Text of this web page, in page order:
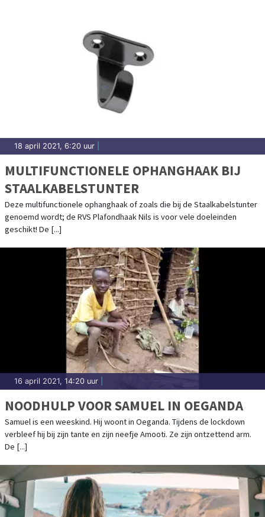
18 april 2021, 6:20 uur
MULTIFUNCTIONELE OPHANGHAAK BIJ
STAALKABELSTUNTER
Deze multifunctionele ophanghaak of zoals die bij de Staalkabelstunter
genoemd wordt; de RVS Plafondhaak Nils is voor vele doeleinden
geschikt! De [...]
16 april 2021, 14:20 uur
NOODHULP VOOR SAMUEL IN OEGANDA
Samuel is een weeskind. Hij woont in Oeganda. Tijdens de lockdown
verbleef hij bij zijn tante en zijn neefje Amooti. Ze zijn ontzettend arm.
De [...]